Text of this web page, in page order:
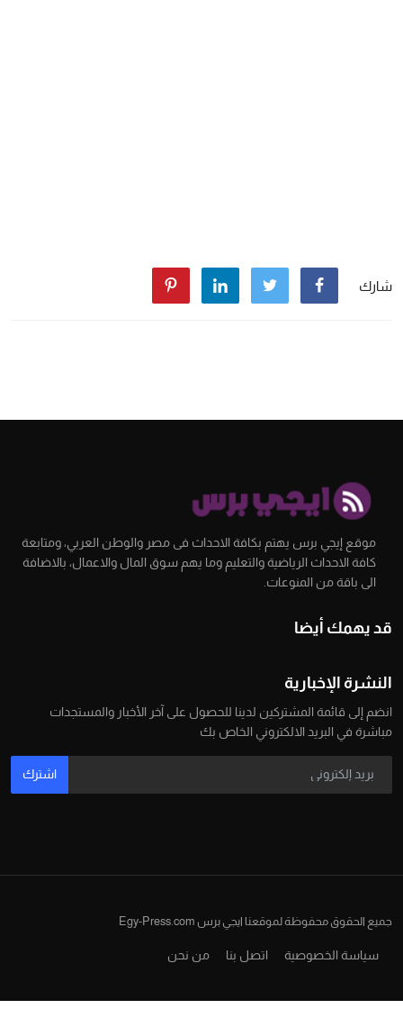
شارك
موقع إيجي برس يهتم بكافة الاحداث فى مصر والوطن العربي، ومتابعة
كافة الاحداث الرياضية والتعليم وما يهم سوق المال والاعمال، بالاضافة
الى باقة من المنوعات.
قد يهمك أيضا
النشرة الإخبارية
انضم إلى قائمة المشتركين لدينا للحصول على آخر الأخبار والمستجدات
مباشرة في البريد الالكتروني الخاص بك
اشترك
جميع الحقوق محفوظة لموقعنا ايجي برس Egy-Press.com
سياسة الخصوصية اتصل بنا من نحن